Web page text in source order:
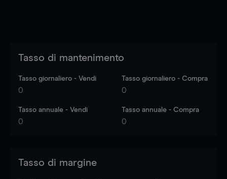
Tasso di mantenimento
Tasso giornaliero - Vendi
0
Tasso giornaliero - Compra
0
Tasso annuale - Vendi
0
Tasso annuale - Compra
0
Tasso di margine